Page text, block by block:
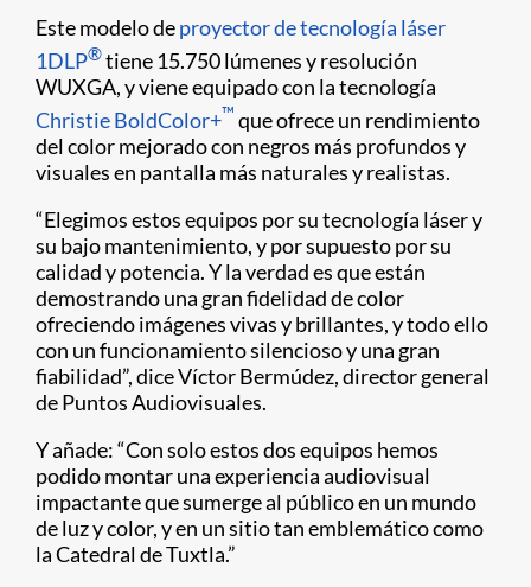
Este modelo deproyector de tecnología láser
1DLP®tiene 15.750 lúmenes y resolución
WUXGA, y viene equipado con la tecnología
Christie BoldColor+™ que ofrece un rendimiento
del color mejorado con negros más profundos y
visuales en pantalla más naturales y realistas.
“Elegimos estos equipos por su tecnología láser y
su bajo mantenimiento, y por supuesto por su
calidad y potencia. Y la verdad es que están
demostrando una gran fidelidad de color
ofreciendo imágenes vivas y brillantes, y todo ello
con un funcionamiento silencioso y una gran
fiabilidad”, dice Víctor Bermúdez, director general
de Puntos Audiovisuales.
Y añade: “Con solo estos dos equipos hemos
podido montar una experiencia audiovisual
impactante que sumerge al público en un mundo
de luz y color, y en un sitio tan emblemático como
la Catedral de Tuxtla.”